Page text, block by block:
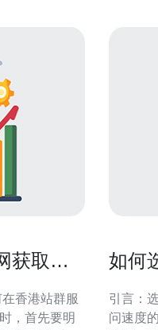
获取优
，首先要明
如何
引言：
问速度